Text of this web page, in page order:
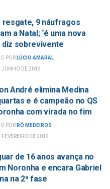
resgate, 9 náufragos
a Natal; ‘é uma nova
diz sobrevivente
POR LÚCIO AMARAL
JUNHO DE 2019
André elimina Medina
e é campeão no QS
com virada no fim
POR RÔ MEDEIROS
FEVEREIRO DE 2019
de 16 anos avança no
Noronha e encara Gabriel
na 2ª fase